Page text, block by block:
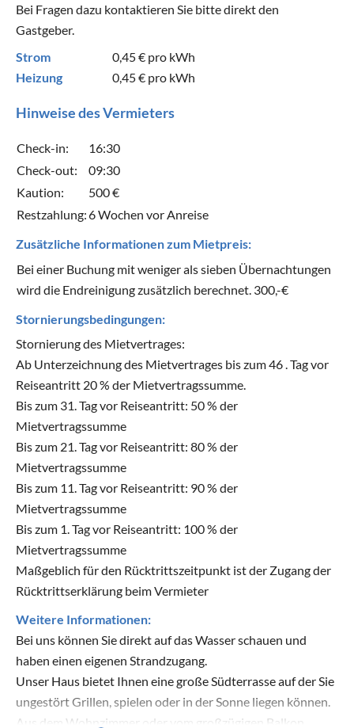
Bei Fragen dazu kontaktieren Sie bitte direkt den
Gastgeber.
Strom
0,45 € pro kWh
Heizung
0,45 € pro kWh
Hinweise des Vermieters
Check-in:
16:30
Check-out:
09:30
Kaution:
500 €
Restzahlung:6 Wochen vor Anreise
Zusätzliche Informationen zum Mietpreis:
Bei einer Buchung mit weniger als sieben Übernachtungen
wird die Endreinigung zusätzlich berechnet. 300,-€
Stornierungsbedingungen:
Stornierung des Mietvertrages:
Ab Unterzeichnung des Mietvertrages bis zum 46 . Tag vor
Reiseantritt 20 % der Mietvertragssumme.
Bis zum 31. Tag vor Reiseantritt: 50 % der
Mietvertragssumme
Bis zum 21. Tag vor Reiseantritt: 80 % der
Mietvertragssumme
Bis zum 11. Tag vor Reiseantritt: 90 % der
Mietvertragssumme
Bis zum 1. Tag vor Reiseantritt: 100 % der
Mietvertragssumme
Maßgeblich für den Rücktrittszeitpunkt ist der Zugang der
Rücktrittserklärung beim Vermieter
Weitere Informationen:
Bei uns können Sie direkt auf das Wasser schauen und
haben einen eigenen Strandzugang.
Unser Haus bietet Ihnen eine große Südterrasse auf der Sie
ungestört Grillen, spielen oder in der Sonne liegen können.
Aus dem Wohnzimmer oder vom großzügigen Balkon